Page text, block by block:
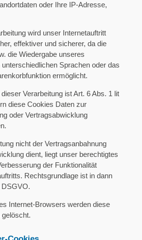
oder Ihre IP-Adresse,
wird unser Internetauftritt
effektiver und sicherer, da die
die Wiedergabe unseres
unterschiedlichen Sprachen oder das
ermöglicht.
Verarbeitung ist Art. 6 Abs. 1 lit
diese Cookies Daten zur
oder Vertragsabwicklung
nicht der Vertragsanbahnung
dient, liegt unser berechtigtes
der Funktionalität
Rechtsgrundlage ist in dann
DSGVO.
Internet-Browsers werden diese